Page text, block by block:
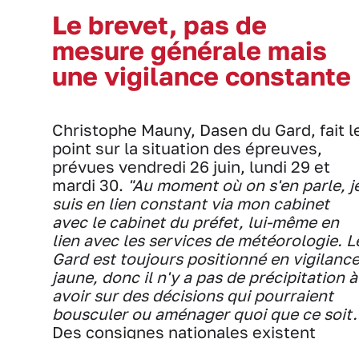
Le brevet, pas de
mesure générale mais
une vigilance constante
Christophe Mauny, Dasen du Gard, fait
point sur la situation des épreuves,
prévues vendredi 26 juin, lundi 29 et
mardi 30. "Au moment où on s'en parle,
suis en lien constant via mon cabinet
avec le cabinet du préfet, lui-même en
lien avec les services de météorologie.
Gard est toujours positionné en vigilance
jaune, donc il n'y a pas de précipitation à
avoir sur des décisions qui pourraient
bousculer ou aménager quoi que ce
Des consignes nationales existent